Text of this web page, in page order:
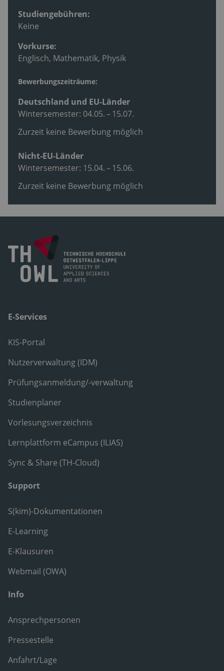
Studiengebühren:
Keine
Vorkurse:
Englisch, Mathematik, Physik
Bewerbungszeiträume:
Deutschland und EU-Länder
Wintersemester: 04.05. – 15.07.
Zurzeit keine Bewerbung möglich
Nicht-EU-Länder
Wintersemester: 15.04. – 15.06.
Zurzeit keine Bewerbung möglich
E-Services
KIS-Portal
Nutzerverwaltung (IDM)
Prüfungsanmeldung/-verwaltung
Studienplaner
Vorlesungsverzeichnis
Lernplattform eCampus (ILIAS)
Sync & Share (TH-Cloud)
Support
S(kim)-Dokumentationen
E-Learning
E-Klausuren
Webmail (OWA)
Info
Ansprechpersonen
Pressestelle
Anfahrt/Lage